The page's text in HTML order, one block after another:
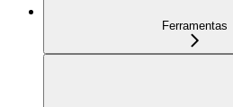
Ferramentas